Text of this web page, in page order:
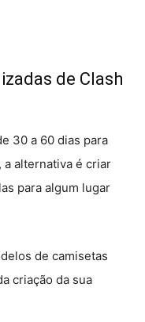
de Clash
30 a 60 dias para
a alternativa é criar
para algum lugar
de camisetas
criação da sua